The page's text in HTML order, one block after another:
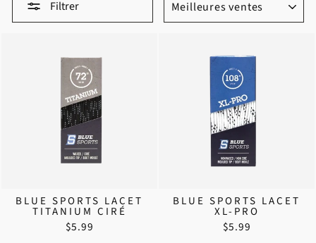
Filtrer
BLUE SPORTS LACET
TITANIUM CIRÉ
$5.99
BLUE SPORTS LACET
XL-PRO
$5.99